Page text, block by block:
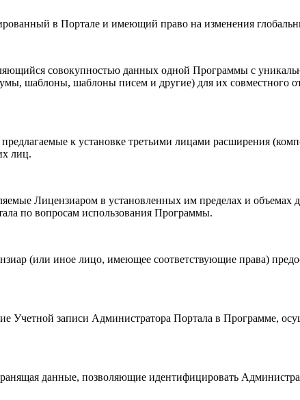
в Портале и имеющий право на изменения
совокупностью данных одной Программы с
шаблоны, шаблоны писем и другие) для их совместного
к установке третьими лицами расширения
лиц.
Лицензиаром в установленных им пределах и
по вопросам использования Программы.
(или иное лицо, имеющее соответствующие права)
Учетной записи Администратора Портала в Программе,
данные, позволяющие идентифицировать